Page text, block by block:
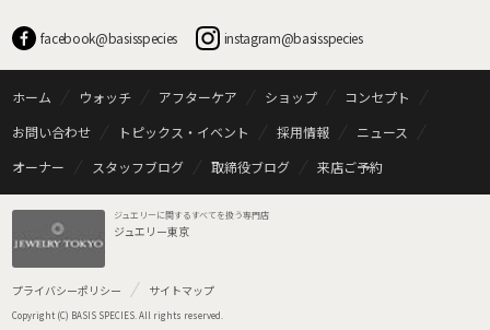
facebook@basisspecies instagram@basisspecies
ホーム ウォッチ アフターケア ショップ
コンセプト
お問い合わせ
トピックス・イベント 採用情報
ニュース
オーナー
スタッフブログ 取締役ブログ 来店ご予約
ジュエリーに関するすべてを扱う専門店
ジュエリー東京
プライバシーポリシー サイトマップ
Copyright (C) BASIS SPECIES. All rights reserved.